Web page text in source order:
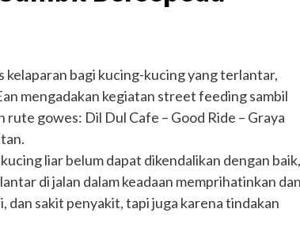
kelaparan bagi kucing-kucing yang terlantar,
mengadakan kegiatan street feeding sambil
gowes: Dil Dul Cafe – Good Ride – Graya
liar belum dapat dikendalikan dengan baik,
di jalan dalam keadaan memprihatinkan dan
dan sakit penyakit, tapi juga karena tindakan